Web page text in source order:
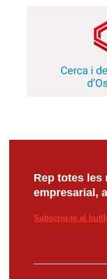
Rep totes
empresarial,
Subscriu-te al